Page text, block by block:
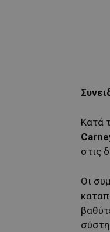
Κατά
στις
Οι